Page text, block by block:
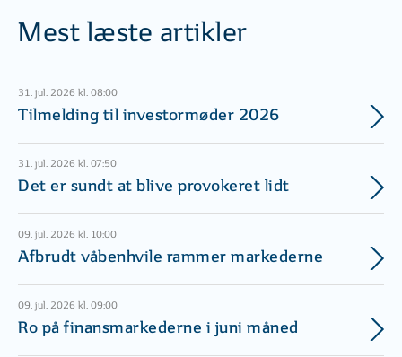
Mest læste artikler
31. jul. 2026 kl. 08:00
Tilmelding til investormøder 2026
31. jul. 2026 kl. 07:50
Det er sundt at blive provokeret lidt
09. jul. 2026 kl. 10:00
Afbrudt våbenhvile rammer markederne
09. jul. 2026 kl. 09:00
Ro på finansmarkederne i juni måned